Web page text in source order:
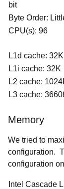
bit
Byte Order:
CPU(s): 96
L1d cache: 32K
L1i cache: 32K
L2 cache:
L3 cache:
Memory
We tried to
configuration.
configuration
Intel Cascade